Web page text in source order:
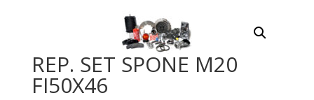
REP. SET SPONE M20
FI50X46